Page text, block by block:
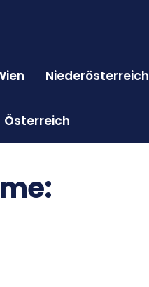
Niederösterreich
Österreich